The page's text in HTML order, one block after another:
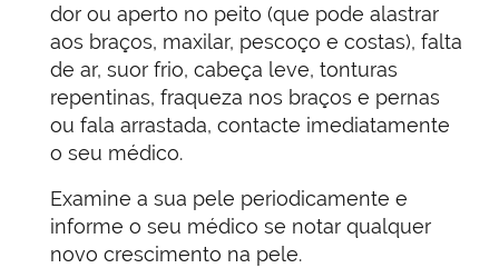
dor ou aperto no peito (que pode alastrar
aos braços, maxilar, pescoço e costas), falta
de ar, suor frio, cabeça leve, tonturas
repentinas, fraqueza nos braços e pernas
ou fala arrastada, contacte imediatamente
o seu médico.
Examine a sua pele periodicamente e
informe o seu médico se notar qualquer
novo crescimento na pele.